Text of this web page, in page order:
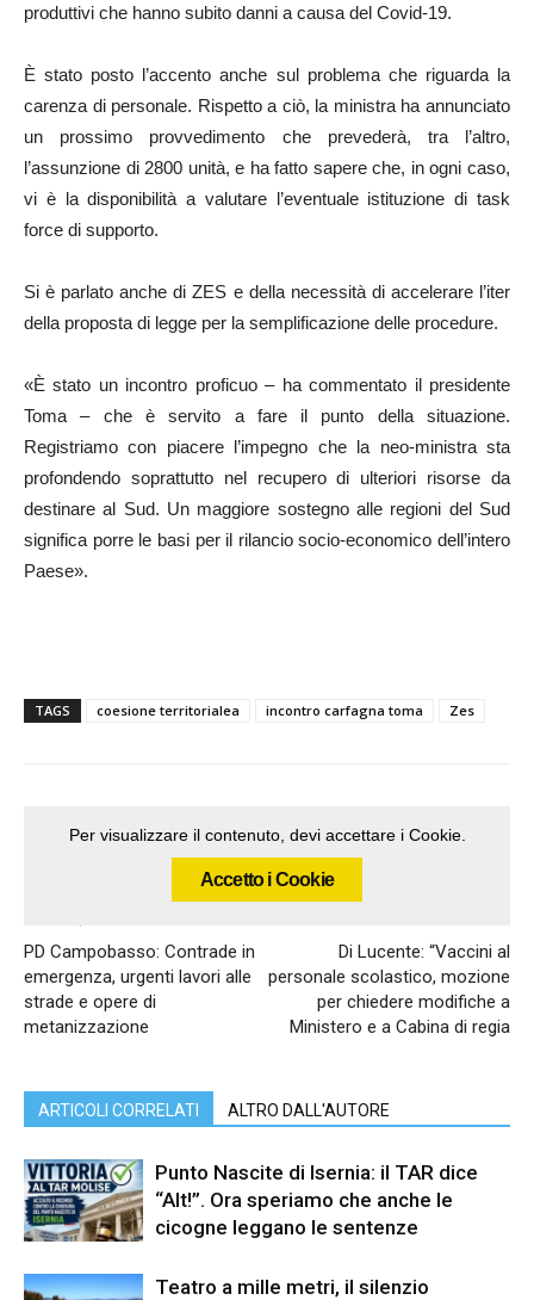
produttivi che hanno subito danni a causa del Covid-19.
È stato posto l’accento anche sul problema che riguarda la
carenza di personale. Rispetto a ciò, la ministra ha annunciato
un prossimo provvedimento che prevederà, tra l’altro,
l’assunzione di 2800 unità, e ha fatto sapere che, in ogni caso,
vi è la disponibilità a valutare l’eventuale istituzione di task
force di supporto.
Si è parlato anche di ZES e della necessità di accelerare l’iter
della proposta di legge per la semplificazione delle procedure.
«È stato un incontro proficuo – ha commentato il presidente
Toma – che è servito a fare il punto della situazione.
Registriamo con piacere l’impegno che la neo-ministra sta
profondendo soprattutto nel recupero di ulteriori risorse da
destinare al Sud. Un maggiore sostegno alle regioni del Sud
significa porre le basi per il rilancio socio-economico dell’intero
Paese».
TAGS coesione territorialea incontro carfagna toma Zes
Per visualizzare il contenuto, devi accettare i Cookie.
Accetto i Cookie
PD Campobasso: Contrade in
emergenza, urgenti lavori alle
strade e opere di
metanizzazione
Di Lucente: “Vaccini al
personale scolastico, mozione
per chiedere modifiche a
Ministero e a Cabina di regia
ARTICOLI CORRELATI ALTRO DALL'AUTORE
Punto Nascite di Isernia: il TAR dice
“Alt!”. Ora speriamo che anche le
cicogne leggano le sentenze
Teatro a mille metri, il silenzio